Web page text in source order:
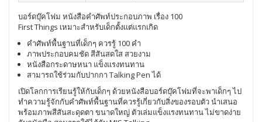
บอร์ดบุ๊คโฟม หนังสือคำศัพท์ประกอบภาพ เรื่อง 100
First Things เหมาะสำหรับเด็กตั้งแต่แรกเกิด
คำศัพท์พื้นฐานที่เด็กๆ ควรรู้ 100 คำ
ภาพประกอบคมชัด สีสันสดใส สวยงาม
หนังสือกระดาษหนา แข็งแรงทนทาน
สามารถใช้ร่วมกับปากกา Talking Pen ได้
เปิดโลกการเรียนรู้ให้กับเด็กๆ ด้วยหนังสือบอร์ดบุ๊คโฟมที่จะพาเด็กๆ ไป
ทำความรู้จักกับคำศัพท์พื้นฐานที่ควรรู้เกี่ยวกับสิ่งของรอบตัว นำเสนอ
พร้อมภาพสีสันสะดุดตา ขนาดใหญ่ ตัวเล่มแข็งแรงทนทาน ไม่ขาดง่าย